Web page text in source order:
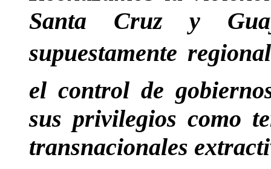
Santa Cruz y
supuestamente
el control de
sus privilegios como
transnacionales